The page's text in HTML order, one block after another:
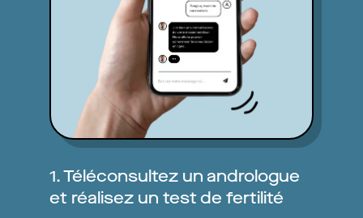
1. Téléconsultez un andrologue
et réalisez un test de fertilité